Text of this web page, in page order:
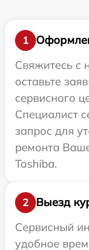
1
Свяжитесь с
оставьте
сервисного
Специалист
запрос для
ремонта
Toshiba.
2
Выезд
Сервисный
удобное